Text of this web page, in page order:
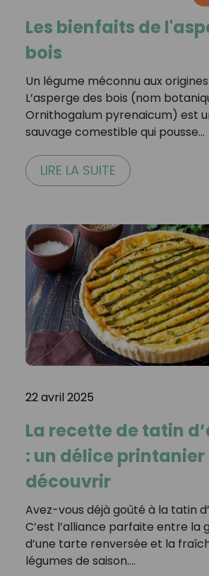
Les bienfaits de
bois
Un légume méconnu aux
L’asperge des bois (nom
Ornithogalum pyrenaicum) est
sauvage comestible qui pousse…
LIRE LA SUITE
22 avril 2025
La recette de tatin
: un délice printanier
découvrir
Avez-vous déjà goûté à la tatin
C’est l’alliance parfaite entre la
d’une tarte renversée et la
légumes de saison.…